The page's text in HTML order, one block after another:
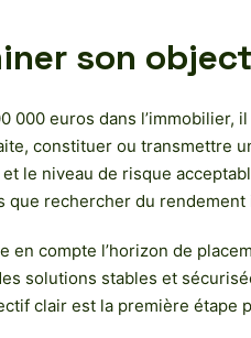
son
000 euros dans
constituer ou transmettre
le niveau de risque
que rechercher du
en compte l’horizon de
solutions stables et
clair est la première étape